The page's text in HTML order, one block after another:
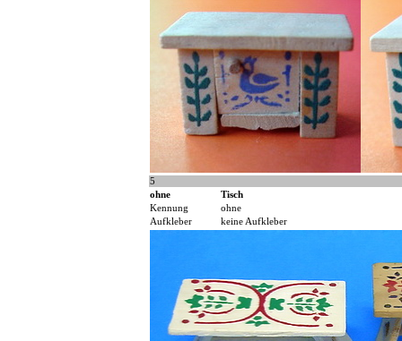
5
ohne
Tisch
Kennung
ohne
Aufkleber
keine Aufkleber